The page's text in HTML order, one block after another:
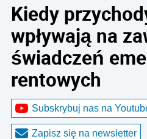
Kiedy
wpływają na
świadczeń
rentowych
Subskrybuj nas na
Zapisz się na newsletter